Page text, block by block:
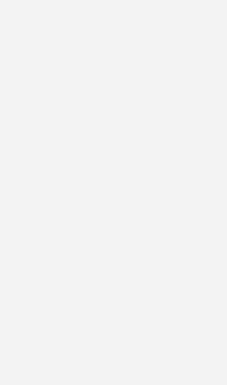
Virtuelle
Energiewende
verknüpfen viele Erzeuger mit
Ziemlich intelligent, ziemlich
erklärt uns Simon Schweda, Chief
bei der